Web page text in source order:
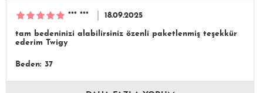
*** *** 18.09.2025
tam bedeninizi alabilirsiniz özenli paketlenmiş teşekkür
ederim Twigy
Beden: 37